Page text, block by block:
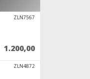
ZLN7567
1.200,00
ZLN4872